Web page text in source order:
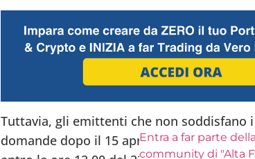
Tuttavia, gli emittenti che non
domande dopo il 15 aprile o che non
Entra a far parte
community di "Alta